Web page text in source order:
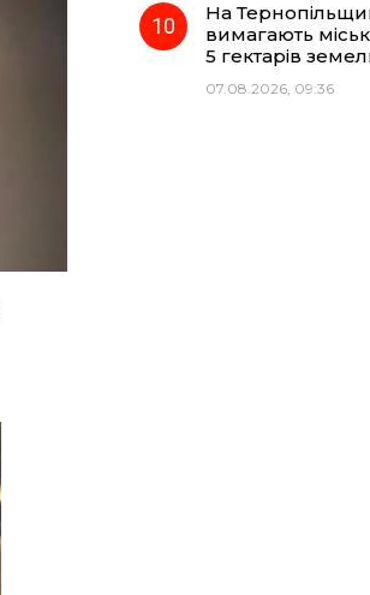
На
вимагають
5 гектарів
07.08.2026, 09:36